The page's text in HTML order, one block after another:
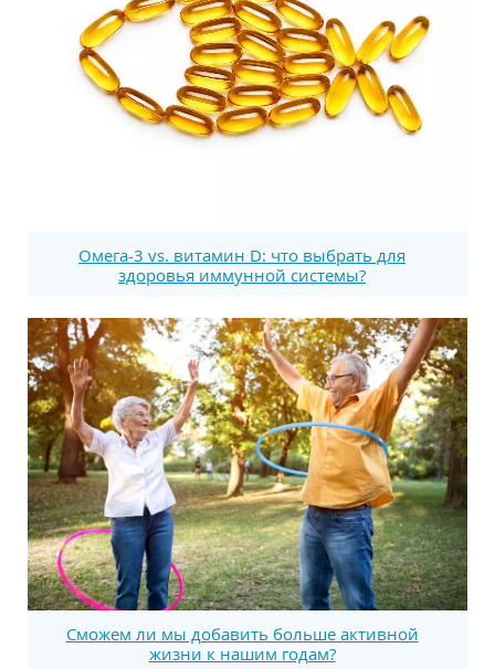
Омега-3 vs. витамин D: что выбрать для
здоровья иммунной системы?
Сможем ли мы добавить больше активной
жизни к нашим годам?